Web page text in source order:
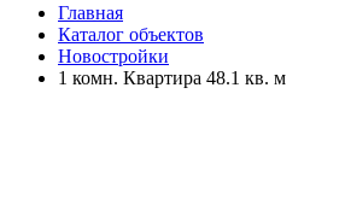
Главная
Каталог объектов
Новостройки
1 комн. Квартира 48.1 кв. м